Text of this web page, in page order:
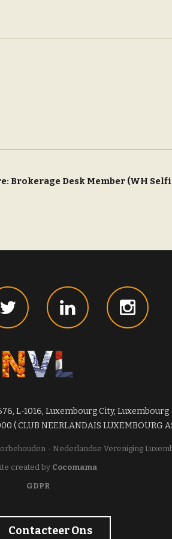
Brokerage Desk Member (WH
L-1016, Luxembourg City, Luxembourg
( CLUB NEERLANDAIS LUXEMBOURG
- Nederlandse Vereniging
created by Cocomama
GDPR
Contacteer Ons